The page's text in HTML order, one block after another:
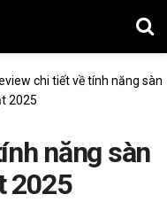
chi tiết về tính năng sàn
2025
năng sàn
2025